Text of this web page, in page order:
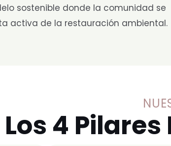
sostenible donde la comunidad se
activa de la restauración ambiental.
Los 4